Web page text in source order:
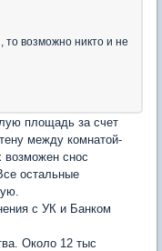
возможно никто и не
площадь за счет
между комнатой-
возможен снос
остальные
с УК и Банком
Около 12 тыс